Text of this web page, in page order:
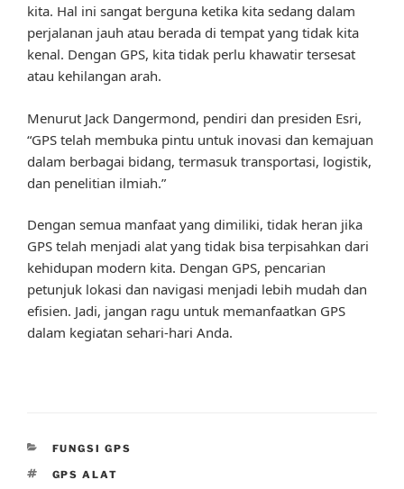
kita. Hal ini sangat berguna ketika kita sedang dalam
perjalanan jauh atau berada di tempat yang tidak kita
kenal. Dengan GPS, kita tidak perlu khawatir tersesat
atau kehilangan arah.
Menurut Jack Dangermond, pendiri dan presiden Esri,
“GPS telah membuka pintu untuk inovasi dan kemajuan
dalam berbagai bidang, termasuk transportasi, logistik,
dan penelitian ilmiah.”
Dengan semua manfaat yang dimiliki, tidak heran jika
GPS telah menjadi alat yang tidak bisa terpisahkan dari
kehidupan modern kita. Dengan GPS, pencarian
petunjuk lokasi dan navigasi menjadi lebih mudah dan
efisien. Jadi, jangan ragu untuk memanfaatkan GPS
dalam kegiatan sehari-hari Anda.
CATEGORIES
FUNGSI GPS
TAGS
GPS ALAT